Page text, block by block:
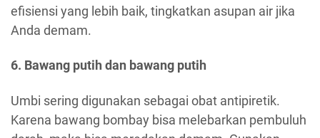
efisiensi yang lebih baik, tingkatkan asupan air jika
Anda demam.
6. Bawang putih dan bawang putih
Umbi sering digunakan sebagai obat antipiretik.
Karena bawang bombay bisa melebarkan pembuluh